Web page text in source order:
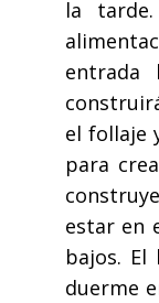
la
entrada
el follaje
para
estar en
bajos. El
duerme